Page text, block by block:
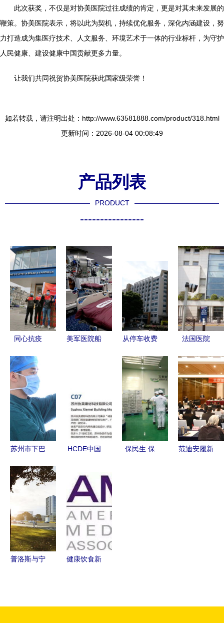
此次获奖，不仅是对协美医院过往成绩的肯定，更是对其未来发展的
鞭策。协美医院表示，将以此为契机，持续优化服务，深化内涵建设，努
力打造成为集医疗技术、人文服务、环境艺术于一体的行业标杆，为守护
人民健康、建设健康中国贡献更多力量。
让我们共同祝贺协美医院获此国家级荣誉！
如若转载，请注明出处：http://www.63581888.com/product/318.html
更新时间：2026-08-04 00:08:49
产品列表
PRODUCT
----------------
同心抗疫
中焙糖协驰
援湖北，协
美医院守望
相助
美军医院船
隐患的隐忧
从停车收费
与协美医院
的医疗服务
差异
法国医院
疗用品不翼
而飞，盗贼
竟协美医院
苏州市下巴
前10位排名
榜揭晓——
协美医院领
衔行业标杆
HCDE中国
发展大会
众多医疗领
军企业齐聚
协美医院，
行业盛典不
容错过！
保民生 保
范迪安履新
普洛斯与宁
健康饮食新